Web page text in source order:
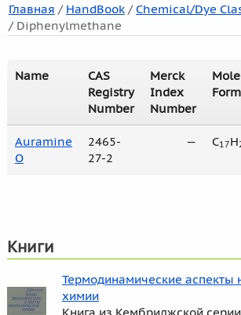
Главная / HandBook/ Chemical/Dye
/ Diphenylmethane
Name
CAS
Registry
Number
Merck
Index
Number
Auramine
O
2465-
27-2
— C17H
Книги
Термодинамические аспекты
химии
Книга из Кембриджской